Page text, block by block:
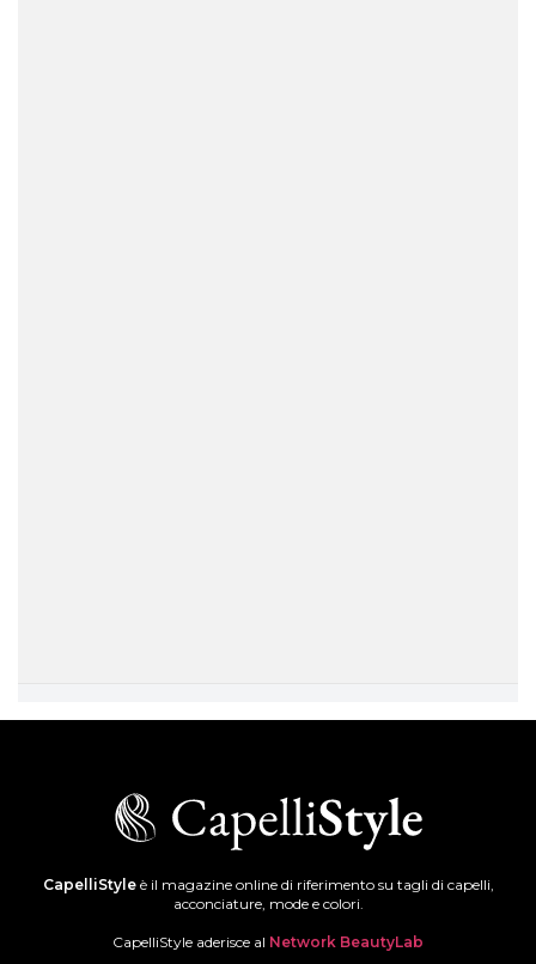
CapelliStyleè il magazine online di riferimento su tagli di capelli,
acconciature, mode e colori.
CapelliStyle aderisce al Network BeautyLab